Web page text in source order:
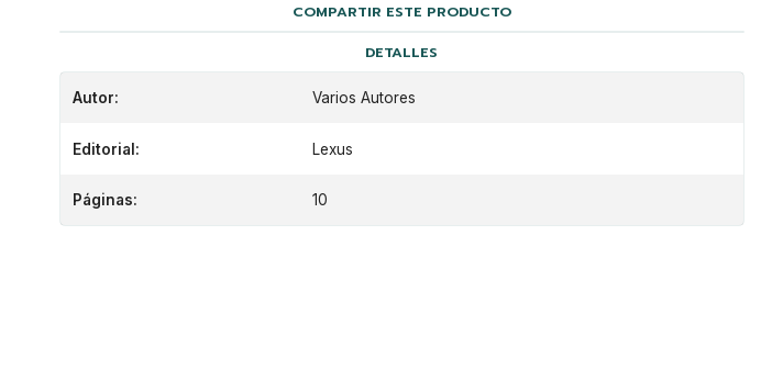
COMPARTIR ESTE PRODUCTO
DETALLES
Autor: Varios Autores
Editorial: Lexus
Páginas: 10